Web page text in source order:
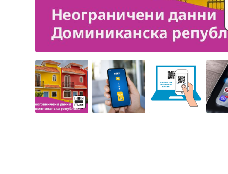
Angled view Angled view Angled view